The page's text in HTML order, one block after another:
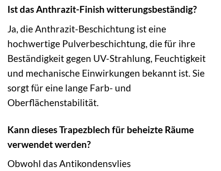
Ist das Anthrazit-Finish witterungsbeständig?
Ja, die Anthrazit-Beschichtung ist eine
hochwertige Pulverbeschichtung, die für ihre
Beständigkeit gegen UV-Strahlung, Feuchtigkeit
und mechanische Einwirkungen bekannt ist. Sie
sorgt für eine lange Farb- und
Oberflächenstabilität.
Kann dieses Trapezblech für beheizte Räume
verwendet werden?
Obwohl das Antikondensvlies